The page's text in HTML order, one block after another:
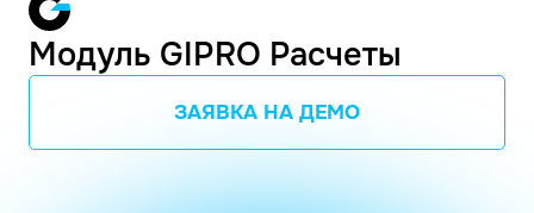
Модуль GIPRO Расчеты
ЗАЯВКА НА ДЕМО